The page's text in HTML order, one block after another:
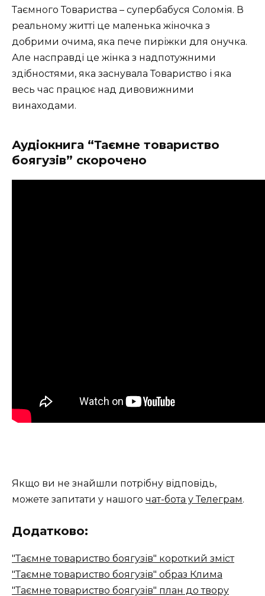
Таємного Товариства – супербабуся Соломія. В
реальному житті це маленька жіночка з
добрими очима, яка пече пиріжки для онучка.
Але насправді це жінка з надпотужними
здібностями, яка заснувала Товариство і яка
весь час працює над дивовижними
винаходами.
Аудіокнига “Таємне товариство
боягузів” скорочено
Якщо ви не знайшли потрібну відповідь,
можете запитати у нашого чат-бота у Телеграм.
Додатково:
"Таємне товариство боягузів" короткий зміст
"Таємне товариство боягузів" образ Клима
"Таємне товариство боягузів" план до твору